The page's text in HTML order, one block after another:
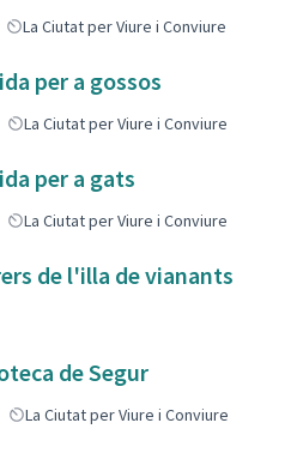
La Ciutat per Viure i Conviure
per a gossos
La Ciutat per Viure i Conviure
per a gats
La Ciutat per Viure i Conviure
de l'illa de vianants
de Segur
La Ciutat per Viure i Conviure